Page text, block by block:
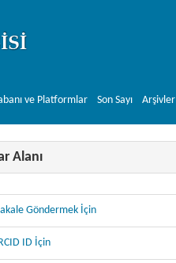
ve Platformlar Son Sayı Arşivler
Alanı
Göndermek İçin
ID İçin